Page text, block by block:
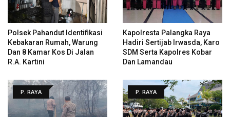
Polsek Pahandut Identifikasi
Kebakaran Rumah, Warung
Dan 8 Kamar Kos Di Jalan
R.A. Kartini
Kapolresta Palangka Raya
Hadiri Sertijab Irwasda, Karo
SDM Serta Kapolres Kobar
Dan Lamandau
P. RAYA P. RAYA